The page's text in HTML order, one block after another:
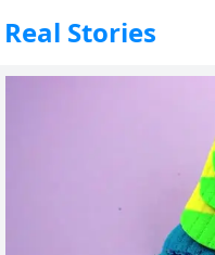
Real Stories